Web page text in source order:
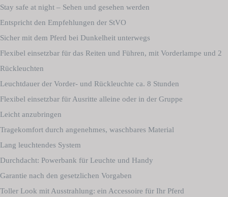
Stay safe at night – Sehen und gesehen werden
Entspricht den Empfehlungen der StVO
Sicher mit dem Pferd bei Dunkelheit unterwegs
Flexibel einsetzbar für das Reiten und Führen, mit Vorderlampe und 2
Rückleuchten
Leuchtdauer der Vorder- und Rückleuchte ca. 8 Stunden
Flexibel einsetzbar für Ausritte alleine oder in der Gruppe
Leicht anzubringen
Tragekomfort durch angenehmes, waschbares Material
Lang leuchtendes System
Durchdacht: Powerbank für Leuchte und Handy
Garantie nach den gesetzlichen Vorgaben
Toller Look mit Ausstrahlung: ein Accessoire für Ihr Pferd